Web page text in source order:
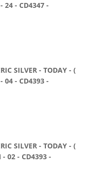
24 - CD4347 -
SILVER - TODAY - (
04 - CD4393 -
SILVER - TODAY - (
- 02 - CD4393 -